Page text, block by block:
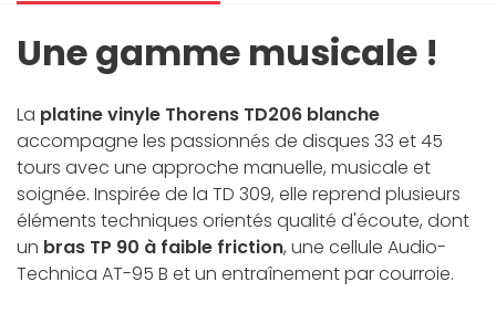
Une gamme musicale !
La platine vinyle Thorens TD206 blanche
accompagne les passionnés de disques 33 et 45
tours avec une approche manuelle, musicale et
soignée. Inspirée de la TD 309, elle reprend plusieurs
éléments techniques orientés qualité d'écoute, dont
un bras TP 90 à faible friction, une cellule Audio-
Technica AT-95 B et un entraînement par courroie.